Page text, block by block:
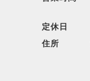
定休日
住所